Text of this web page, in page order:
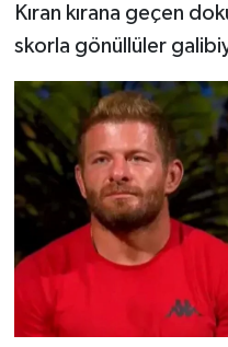
Kıran kırana geçen
skorla gönüllüler